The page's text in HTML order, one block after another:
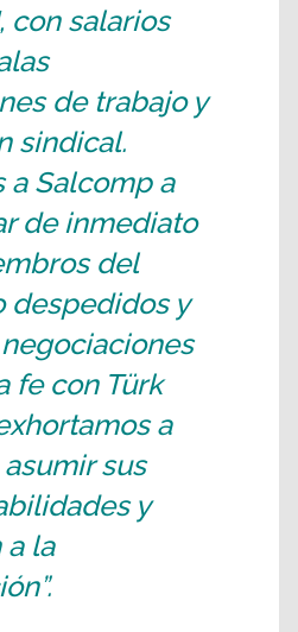
con salarios
de trabajo y
sindical.
a Salcomp a
de inmediato
del
despedidos y
fe con Türk
a
sus
y
a la